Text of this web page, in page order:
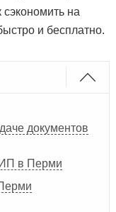
на
и бесплатно.
документов
ИП в Перми